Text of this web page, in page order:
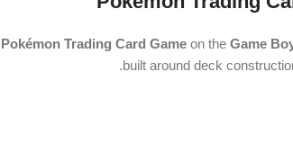
Pokémon Trading Card Game on the Game
built around deck